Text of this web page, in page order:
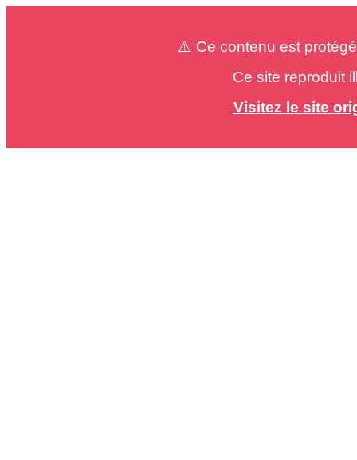
⚠️ Ce contenu est
Ce site reproduit
Visitez le site